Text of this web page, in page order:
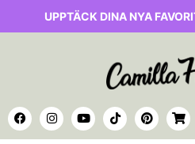
UPPTÄCK DINA NYA